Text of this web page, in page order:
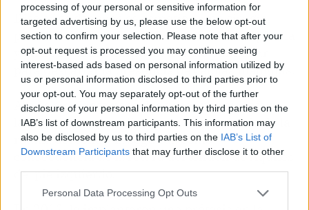
processing of your personal or sensitive information for
targeted advertising by us, please use the below opt-out
section to confirm your selection. Please note that after your
opt-out request is processed you may continue seeing
interest-based ads based on personal information utilized by
us or personal information disclosed to third parties prior to
your opt-out. You may separately opt-out of the further
disclosure of your personal information by third parties on the
IAB’s list of downstream participants. This information may
also be disclosed by us to third parties on the IAB’s List of
Downstream Participants that may further disclose it to other
Personal Data Processing Opt Outs
Diez años después se sometió a una cirugía
para eliminar varias varices de la misma pierna
y en 2010 se le extirpó un nódulo pulmonar
para descartar la presencia de células malignas.
Al año siguiente pasó dos veces por quirófano,
la primera para realizarle una artroplastia de la
rodilla derecha y la segunda como
consecuencia de la rotura del tendón de Aquiles
del pie izquierdo.